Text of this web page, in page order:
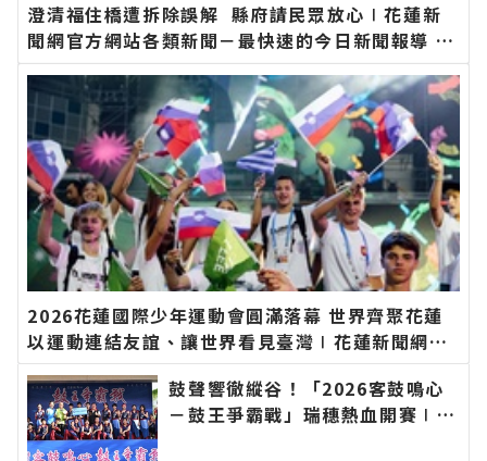
澄清福住橋遭拆除誤解 縣府請民眾放心∣花蓮新
聞網官方網站各類新聞－最快速的今日新聞報導 最
新的在地資訊！
2026花蓮國際少年運動會圓滿落幕 世界齊聚花蓮
以運動連結友誼、讓世界看見臺灣∣花蓮新聞網官
方網站各類新聞－最快速的今日新聞報導 最新的在
地資訊！
鼓聲響徹縱谷！「2026客鼓鳴心
－鼓王爭霸戰」瑞穗熱血開賽∣花